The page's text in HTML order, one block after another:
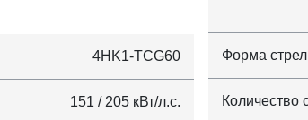
4HK1-TCG60
151 / 205 кВт/л.с.
Форма
Количество